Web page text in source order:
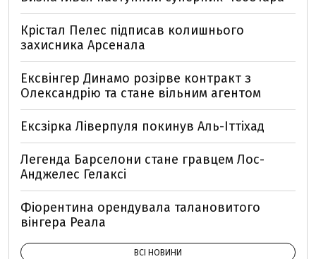
Крістал Пелес підписав колишнього
захисника Арсенала
Ексвінгер Динамо розірве контракт з
Олександрію та стане вільним агентом
Ексзірка Ліверпуля покинув Аль-Іттіхад
Легенда Барселони стане гравцем Лос-
Анджелес Гелаксі
Фіорентина орендувала талановитого
вінгера Реала
ВСІ НОВИНИ